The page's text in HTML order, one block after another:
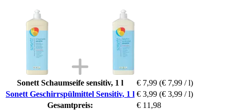
Sonett Schaumseife sensitiv, 1 l € 7,99 (€ 7,99 / l)
Sonett Geschirrspülmittel Sensitiv, 1 l € 3,99 (€ 3,99 / l)
Gesamtpreis:
€ 11,98